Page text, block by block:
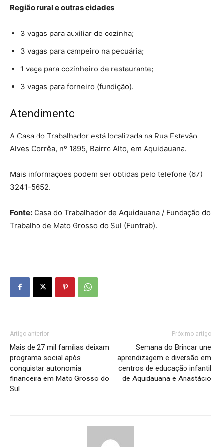
Região rural e outras cidades
3 vagas para auxiliar de cozinha;
3 vagas para campeiro na pecuária;
1 vaga para cozinheiro de restaurante;
3 vagas para forneiro (fundição).
Atendimento
A Casa do Trabalhador está localizada na Rua Estevão
Alves Corrêa, nº 1895, Bairro Alto, em Aquidauana.
Mais informações podem ser obtidas pelo telefone (67)
3241-5652.
Fonte: Casa do Trabalhador de Aquidauana / Fundação do
Trabalho de Mato Grosso do Sul (Funtrab).
Artigo anterior
Mais de 27 mil famílias deixam
programa social após
conquistar autonomia
financeira em Mato Grosso do
Sul
Próximo artigo
Semana do Brincar une
aprendizagem e diversão em
centros de educação infantil
de Aquidauana e Anastácio